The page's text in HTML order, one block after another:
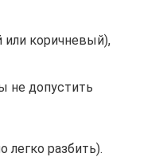
коричневый),
не допустить
легко разбить).